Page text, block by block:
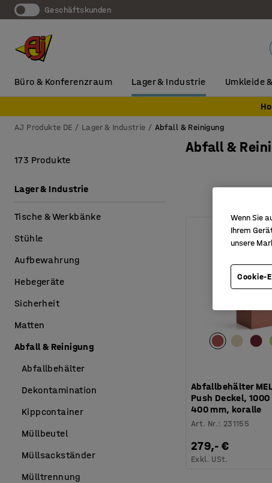
Geschäftskunden
Büro & Konferenzraum Lager & Industrie Umkleide
AJ Produkte DE Lager & Industrie Abfall & Reinigung
Abfall &
Abfallbehälter
Push Deckel,
400 mm, koralle
Art. Nr.: 231155
279,- €
Exkl. USt.
173 Produkte
Lager & Industrie
Tische & Werkbänke
Stühle
Aufbewahrung
Hebegeräte
Sicherheit
Matten
Abfall & Reinigung
Abfallbehälter
Dekontamination
Kippcontainer
Müllbeutel
Müllsackständer
Mülltrennung
Wenn Sie
Ihrem
unsere
Cookie-